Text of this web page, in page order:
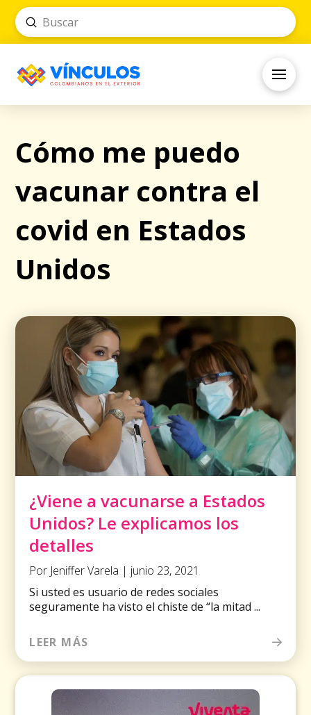
Search
Submit
Cómo me puedo
vacunar contra el
covid en Estados
Unidos
¿Viene a vacunarse a Estados
Unidos? Le explicamos los
detalles
Por Jeniffer Varela | junio 23, 2021
Si usted es usuario de redes sociales
seguramente ha visto el chiste de “la mitad ...
LEER MÁS